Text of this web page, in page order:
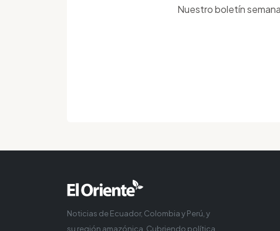
Nuestro boletín
Noticias de Ecuador, Colombia y Perú, y
su región amazónica. Cubriendo política,